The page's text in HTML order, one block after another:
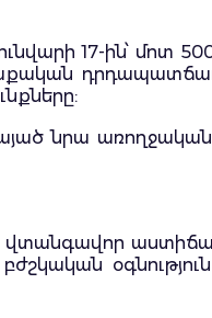
17-ին՝ մոտ
նրա